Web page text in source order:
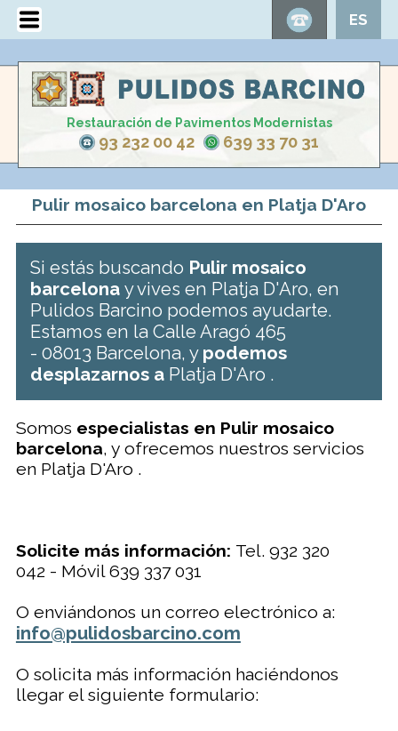
ES
Restauración de Pavimentos Modernistas
93 232 00 42 639 33 70 31
Pulir mosaico barcelona en Platja D'Aro
Si estás buscando Pulir mosaico
barcelonay vives en Platja D'Aro, en
Pulidos Barcino podemos ayudarte.
Estamos en la Calle Aragó 465
- 08013 Barcelona, y podemos
desplazarnos a Platja D'Aro .
Somos especialistas en Pulir mosaico
barcelona, y ofrecemos nuestros servicios
en Platja D'Aro .
Solicite más información: Tel. 932 320
042 - Móvil 639 337 031
O enviándonos un correo electrónico a:
info@pulidosbarcino.com
O solicita más información haciéndonos
llegar el siguiente formulario: